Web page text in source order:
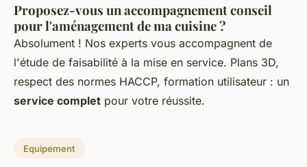
Proposez-vous un accompagnement conseil
pour l'aménagement de ma cuisine ?
Absolument ! Nos experts vous accompagnent de
l'étude de faisabilité à la mise en service. Plans 3D,
respect des normes HACCP, formation utilisateur : un
service complet pour votre réussite.
Equipement